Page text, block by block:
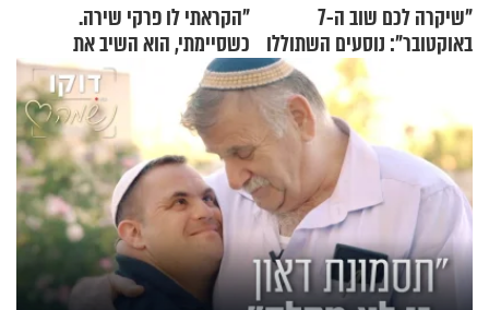
"שיקרה לכם שוב ה-7
באוקטובר": נוסעים השתוללו
בטיסה לפרנקפורט ונעצרו
לאחר שתקפו שוטרים
"הקראתי לו פרקי שירה.
כשסיימתי, הוא השיב את
נשמתו לבורא"